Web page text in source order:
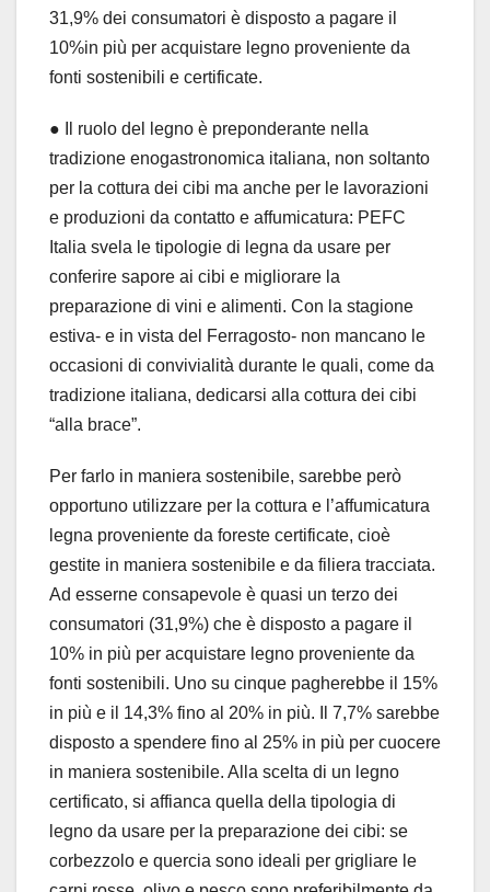
31,9% dei consumatori è disposto a pagare il
10%in più per acquistare legno proveniente da
fonti sostenibili e certificate.
● Il ruolo del legno è preponderante nella
tradizione enogastronomica italiana, non soltanto
per la cottura dei cibi ma anche per le lavorazioni
e produzioni da contatto e affumicatura: PEFC
Italia svela le tipologie di legna da usare per
conferire sapore ai cibi e migliorare la
preparazione di vini e alimenti. Con la stagione
estiva- e in vista del Ferragosto- non mancano le
occasioni di convivialità durante le quali, come da
tradizione italiana, dedicarsi alla cottura dei cibi
“alla brace”.
Per farlo in maniera sostenibile, sarebbe però
opportuno utilizzare per la cottura e l’affumicatura
legna proveniente da foreste certificate, cioè
gestite in maniera sostenibile e da filiera tracciata.
Ad esserne consapevole è quasi un terzo dei
consumatori (31,9%) che è disposto a pagare il
10% in più per acquistare legno proveniente da
fonti sostenibili. Uno su cinque pagherebbe il 15%
in più e il 14,3% fino al 20% in più. Il 7,7% sarebbe
disposto a spendere fino al 25% in più per cuocere
in maniera sostenibile. Alla scelta di un legno
certificato, si affianca quella della tipologia di
legno da usare per la preparazione dei cibi: se
corbezzolo e quercia sono ideali per grigliare le